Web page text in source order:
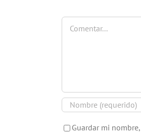
Comentar
Guardar mi